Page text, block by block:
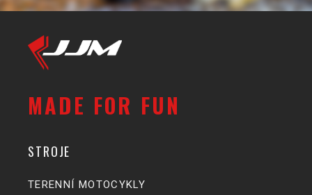
MADE FOR FUN
STROJE
TERENNÍ MOTOCYKLY